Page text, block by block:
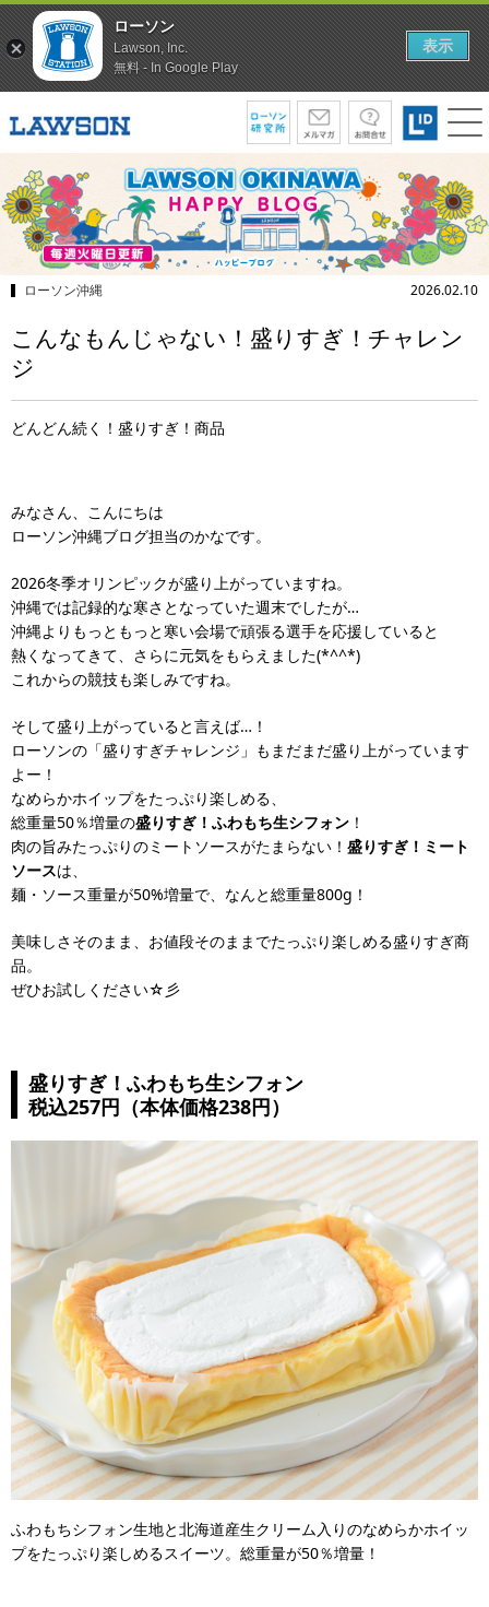
ローソン沖縄 2026.02.10
こんなもんじゃない！盛りすぎ！チャレン
ジ
どんどん続く！盛りすぎ！商品
みなさん、こんにちは
ローソン沖縄ブログ担当のかなです。
2026冬季オリンピックが盛り上がっていますね。
沖縄では記録的な寒さとなっていた週末でしたが…
沖縄よりもっともっと寒い会場で頑張る選手を応援していると
熱くなってきて、さらに元気をもらえました(*^^*)
これからの競技も楽しみですね。
そして盛り上がっていると言えば…！
ローソンの「盛りすぎチャレンジ」もまだまだ盛り上がっています
よー！
なめらかホイップをたっぷり楽しめる、
総重量50％増量の盛りすぎ！ふわもち生シフォン ！
肉の旨みたっぷりのミートソースがたまらない！ 盛りすぎ！ミート
ソースは、
麺・ソース重量が50%増量で、なんと総重量800g！
美味しさそのまま、お値段そのままでたっぷり楽しめる盛りすぎ商
品。
ぜひお試しください☆彡
盛りすぎ！ふわもち生シフォン
税込257円（本体価格238円）
ふわもちシフォン生地と北海道産生クリーム入りのなめらかホイッ
プをたっぷり楽しめるスイーツ。総重量が50％増量！
ローソン
Lawson, Inc.
無料 - In Google Play
表示